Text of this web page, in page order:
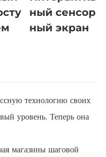
ный сенсор
ный экран
технологию своих
уровень. Теперь она
магазины шаговой